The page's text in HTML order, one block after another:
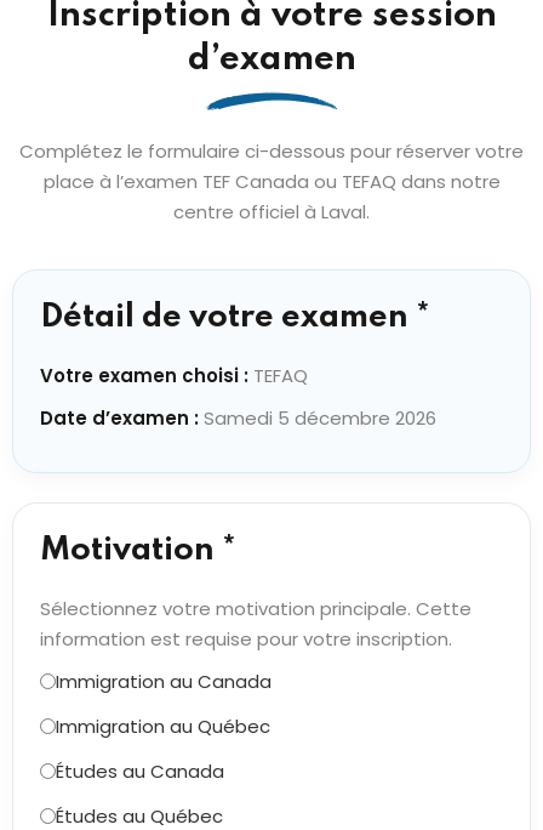
Inscription à votre session
d’examen
Complétez le formulaire ci-dessous pour réserver votre
place à l’examen TEF Canada ou TEFAQ dans notre
centre officiel à Laval.
Détail de votre examen *
Votre examen choisi : TEFAQ
Date d’examen :Samedi 5 décembre 2026
Motivation *
Sélectionnez votre motivation principale. Cette
information est requise pour votre inscription.
Immigration au Canada
Immigration au Québec
Études au Canada
Études au Québec